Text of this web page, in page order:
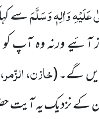
عَلَیْہِ وَاٰلِہٖ وَسَلَّمَسے
آئیے ورنہ وہ آپ
گے۔(خازن،
کے نزدیک یہ آیت